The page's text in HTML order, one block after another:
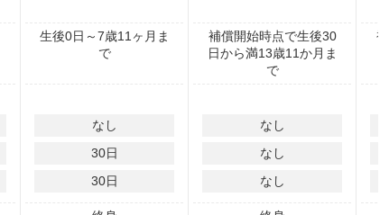
生後0日～7歳11ヶ月ま
で
なし
30日
30日
補償開始時点で生後30
日から満13歳11か月ま
で
なし
なし
なし